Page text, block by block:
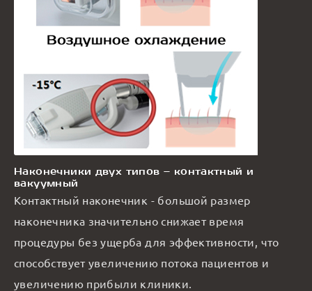
Наконечники двух типов – контактный и
вакуумный
Контактный наконечник - большой размер
наконечника значительно снижает время
процедуры без ущерба для эффективности, что
способствует увеличению потока пациентов и
увеличению прибыли клиники.